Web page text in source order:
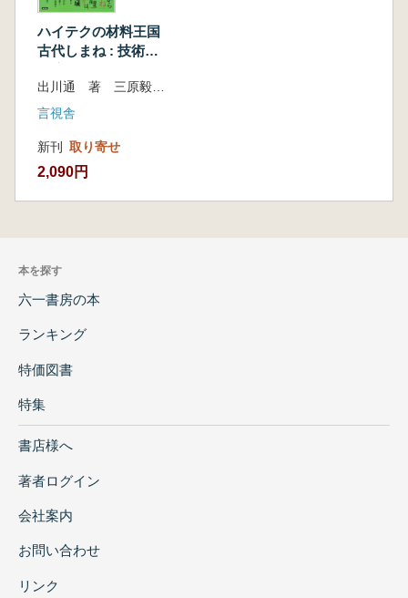
ハイテクの材料王国
古代しまね : 技術の
石見・隠岐にさぐる
言視舎
新刊 取り寄せ
2,090円
本を探す
六一書房の本
ランキング
特価図書
特集
書店様へ
著者ログイン
会社案内
お問い合わせ
リンク